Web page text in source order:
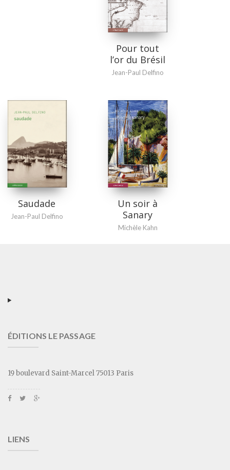
Pour tout
l’or du Brésil
Jean-Paul Delfino
Saudade
Jean-Paul Delfino
Un soir à
Sanary
Michèle Kahn
ÉDITIONS LE PASSAGE
19 boulevard Saint-Marcel 75013 Paris
LIENS